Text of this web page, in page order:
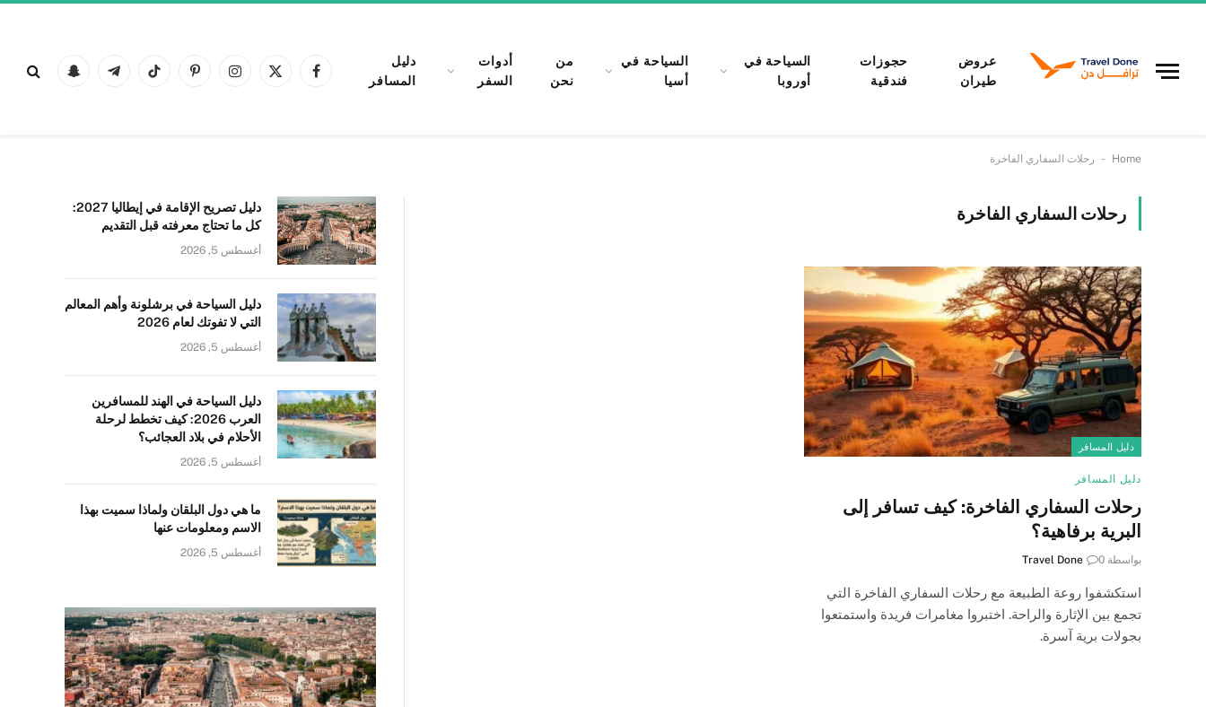
عروض
طيران
حجوزات
فندقية
السياحة في
أوروبا
السياحة في
أسيا
من
نحن
أدوات
السفر
دليل
المسافر
فيسبوكX
الانستغرامبينتيريستتيكتوك تيلقرام Snapchat
Home
- رحلات السفاري الفاخرة
رحلات السفاري الفاخرة
دليل المسافر
دليل المسافر
رحلات السفاري الفاخرة: كيف تسافر إلى
البرية برفاهية؟
بواسطة Travel Done 0
استكشفوا روعة الطبيعة مع رحلات السفاري الفاخرة التي
تجمع بين الإثارة والراحة. اختبروا مغامرات فريدة واستمتعوا
بجولات برية آسرة.
دليل تصريح الإقامة في إيطاليا 2027:
كل ما تحتاج معرفته قبل التقديم
أغسطس 5, 2026
دليل السياحة في برشلونة وأهم المعالم
التي لا تفوتك لعام 2026
أغسطس 5, 2026
دليل السياحة في الهند للمسافرين
العرب 2026: كيف تخطط لرحلة
الأحلام في بلاد العجائب؟
أغسطس 5, 2026
ما هي دول البلقان ولماذا سميت بهذا
الاسم ومعلومات عنها
أغسطس 5, 2026